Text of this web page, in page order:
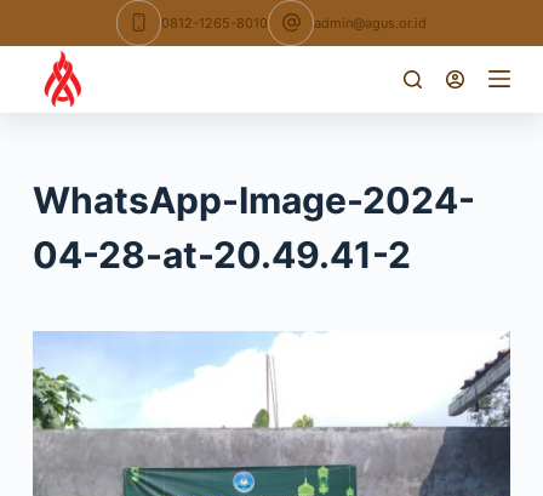
to
content
0812-1265-8010 admin@agus.or.id
WhatsApp-Image-2024-
04-28-at-20.49.41-2